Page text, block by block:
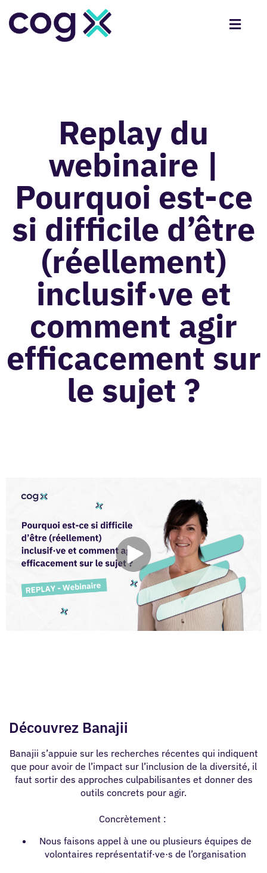
Replay du
webinaire |
Pourquoi est-ce
si difficile d’être
(réellement)
inclusif·ve et
comment agir
efficacement sur
le sujet ?
Découvrez Banajii
Banajii s’appuie sur les recherches récentes qui indiquent
que pour avoir de l’impact sur l’inclusion de la diversité, il
faut sortir des approches culpabilisantes et donner des
outils concrets pour agir.
Concrètement :
Nous faisons appel à une ou plusieurs équipes de
volontaires représentatif·ve·s de l’organisation